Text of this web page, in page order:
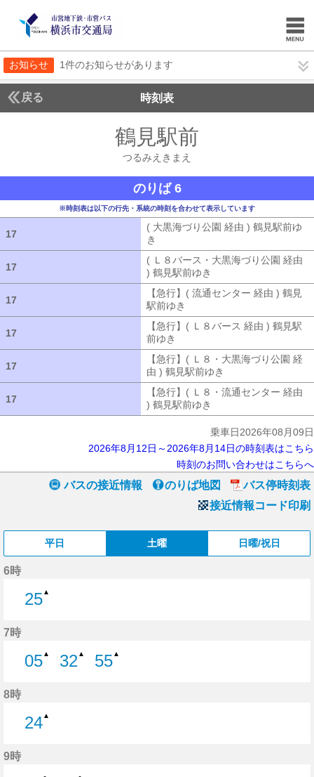
お知らせ 1件のお知らせがあります
戻る 時刻表
鶴見駅前
つるみえきまえ
のりば 6
※時刻表は以下の行先・系統の時刻を合わせて表示しています
17
( 大黒海づり公園 経由 ) 鶴見駅前ゆ
き
17
( Ｌ８バース・大黒海づり公園 経由
) 鶴見駅前ゆき
17
【急行】( 流通センター 経由 ) 鶴見
駅前ゆき
17
【急行】( Ｌ８バース 経由 ) 鶴見駅
前ゆき
17
【急行】( Ｌ８・大黒海づり公園 経
由 ) 鶴見駅前ゆき
17
【急行】( Ｌ８・流通センター 経由
) 鶴見駅前ゆき
乗車日2026年08月09日
2026年8月12日～2026年8月14日の時刻表はこちら
時刻のお問い合わせはこちらへ
バスの接近情報 のりば地図
バス停時刻表
接近情報コード印刷
平日 土曜 日曜/祝日
6時
25▲
7時
05▲
32▲
55▲
8時
24▲
9時